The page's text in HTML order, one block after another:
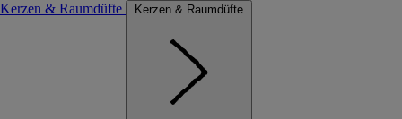
Kerzen & Raumdüfte
Kerzen & Raumdüfte